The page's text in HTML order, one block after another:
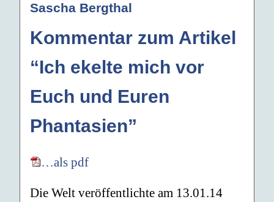
Sascha Bergthal
Kommentar zum Artikel
“Ich ekelte mich vor
Euch und Euren
Phantasien”
…als pdf
Die Welt veröffentlichte am 13.01.14